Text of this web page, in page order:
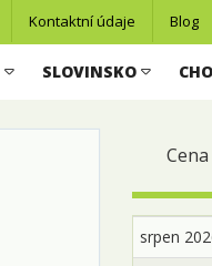
Kontaktní údaje Blog
SLOVINSKO
srpen